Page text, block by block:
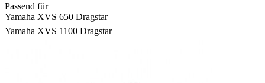
Passend für
Yamaha XVS 650 Dragstar
Yamaha XVS 1100 Dragstar